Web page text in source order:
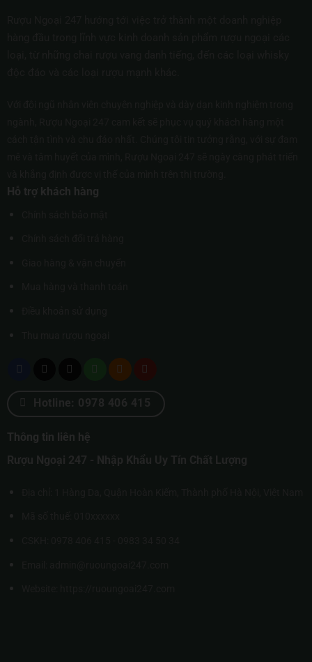
Hỗ trợ khách hàng
Hotline: 0978 406 415
Thông tin liên hệ
Rượu Ngoại 247 - Nhập Khẩu Uy Tín Chất Lượng